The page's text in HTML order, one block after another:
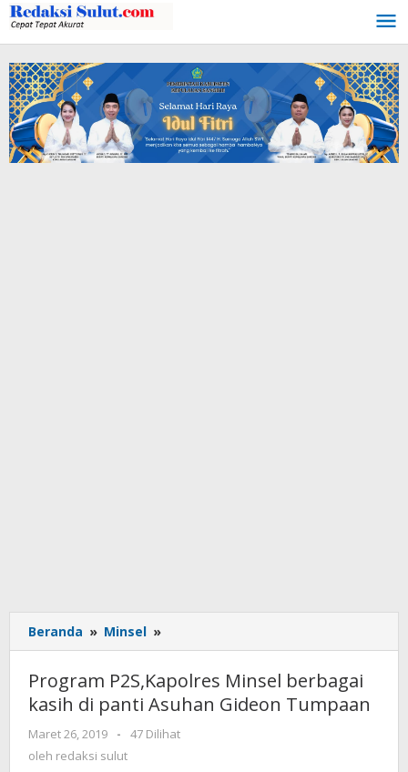
Lewati
ke
konten
Beranda » Minsel »
P2S,Kapolres
Minsel
berbagai
kasih
Program P2S,Kapolres Minsel berbagai
kasih di panti Asuhan Gideon Tumpaan
Maret 26, 2019
oleh
redaksi
-
47 Dilihat
oleh redaksi sulut